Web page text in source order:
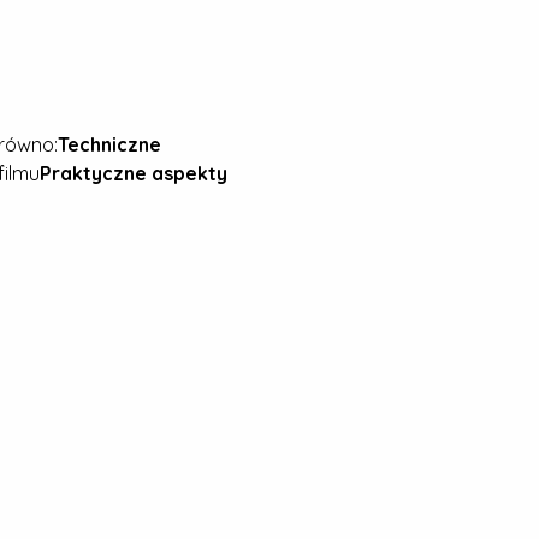
Techniczne
Praktyczne aspekty